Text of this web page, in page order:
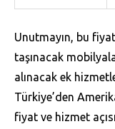
Unutmayın, bu
taşınacak
alınacak ek
Türkiye’den
fiyat ve hizmet